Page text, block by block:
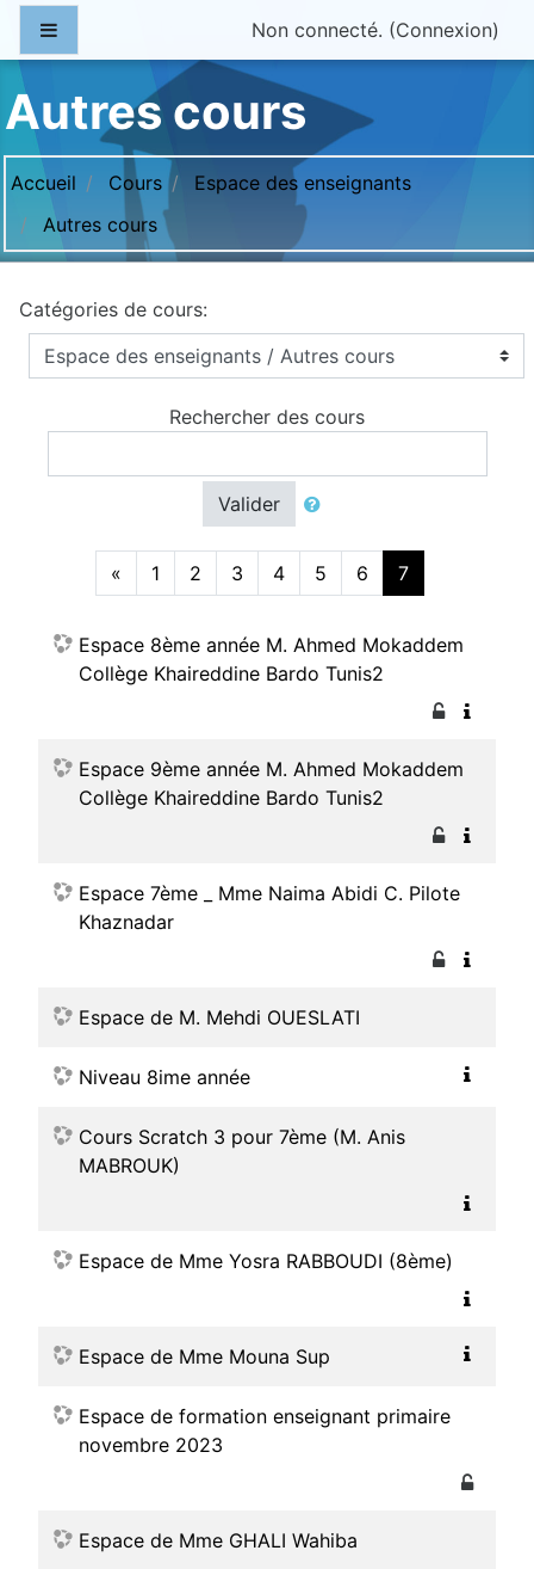
Passer au contenu principal
Non connecté. (Connexion)
Autres cours
Accueil Cours
Espace des enseignants
Autres cours
Catégories de cours:
Rechercher des cours
Valider
«
Précédent
1 2 3 4 5 6
7
(actuel)
Espace 8ème année M. Ahmed Mokaddem
Collège Khaireddine Bardo Tunis2
Espace 9ème année M. Ahmed Mokaddem
Collège Khaireddine Bardo Tunis2
Espace 7ème _ Mme Naima Abidi C. Pilote
Khaznadar
Espace de M. Mehdi OUESLATI
Niveau 8ime année
Cours Scratch 3 pour 7ème (M. Anis
MABROUK)
Espace de Mme Yosra RABBOUDI (8ème)
Espace de Mme Mouna Sup
Espace de formation enseignant primaire
novembre 2023
Espace de Mme GHALI Wahiba